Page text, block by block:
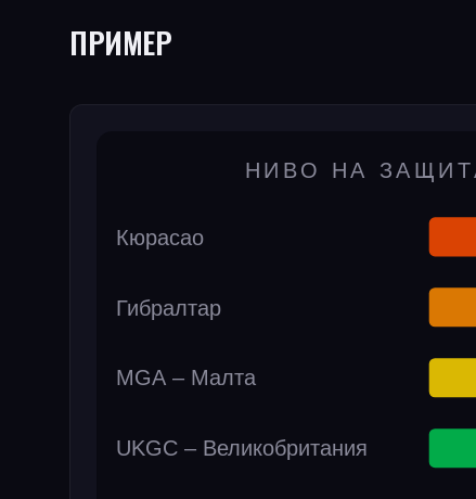
ПРИМЕР